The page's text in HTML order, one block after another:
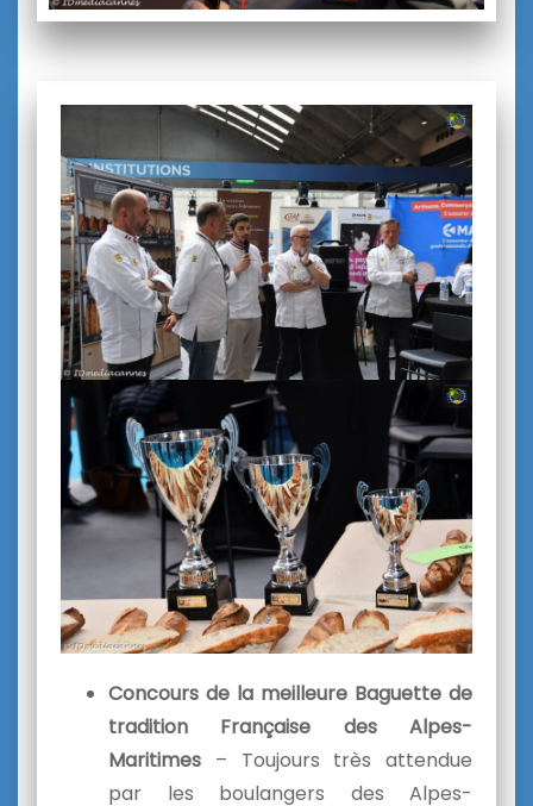
Concours de la meilleure Baguette de
tradition Française des Alpes-
Maritimes – Toujours très attendue
par les boulangers des Alpes-